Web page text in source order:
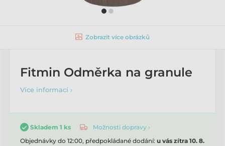
Zobrazit více obrázků
Fitmin Odměrka na granule
Více informací ›
Skladem 1 ks
Možnosti dopravy ›
Objednávky do 12:00, předpokládané dodání: u vás zítra 10. 8.